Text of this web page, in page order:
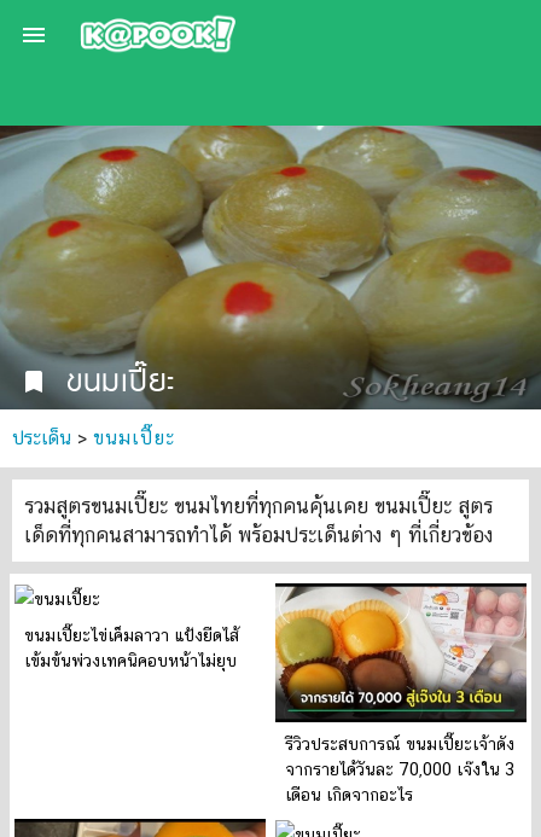

bookmark ขนมเปี๊ยะ
ประเด็น > ขนมเปี๊ยะ
รวมสูตรขนมเปี๊ยะ ขนมไทยที่ทุกคนคุ้นเคย ขนมเปี๊ยะ สูตร
เด็ดที่ทุกคนสามารถทำได้ พร้อมประเด็นต่าง ๆ ที่เกี่ยวข้อง
ขนมเปี๊ยะไข่เค็มลาวา แป้งยืดไส้
เข้มข้นพ่วงเทคนิคอบหน้าไม่ยุบ
รีวิวประสบการณ์ ขนมเปี๊ยะเจ้าดัง
จากรายได้วันละ 70,000 เจ๊งใน 3
เดือน เกิดจากอะไร